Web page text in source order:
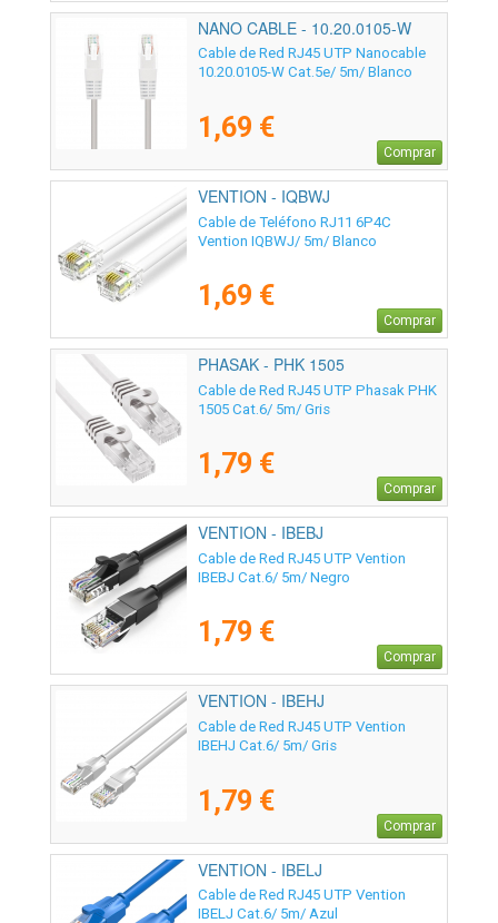
NANO CABLE - 10.20.0105-W
Cable de Red RJ45 UTP Nanocable
10.20.0105-W Cat.5e/ 5m/ Blanco
1,69 €
Comprar
VENTION - IQBWJ
Cable de Teléfono RJ11 6P4C
Vention IQBWJ/ 5m/ Blanco
1,69 €
Comprar
PHASAK - PHK 1505
Cable de Red RJ45 UTP Phasak PHK
1505 Cat.6/ 5m/ Gris
1,79 €
Comprar
VENTION - IBEBJ
Cable de Red RJ45 UTP Vention
IBEBJ Cat.6/ 5m/ Negro
1,79 €
Comprar
VENTION - IBEHJ
Cable de Red RJ45 UTP Vention
IBEHJ Cat.6/ 5m/ Gris
1,79 €
Comprar
VENTION - IBELJ
Cable de Red RJ45 UTP Vention
IBELJ Cat.6/ 5m/ Azul